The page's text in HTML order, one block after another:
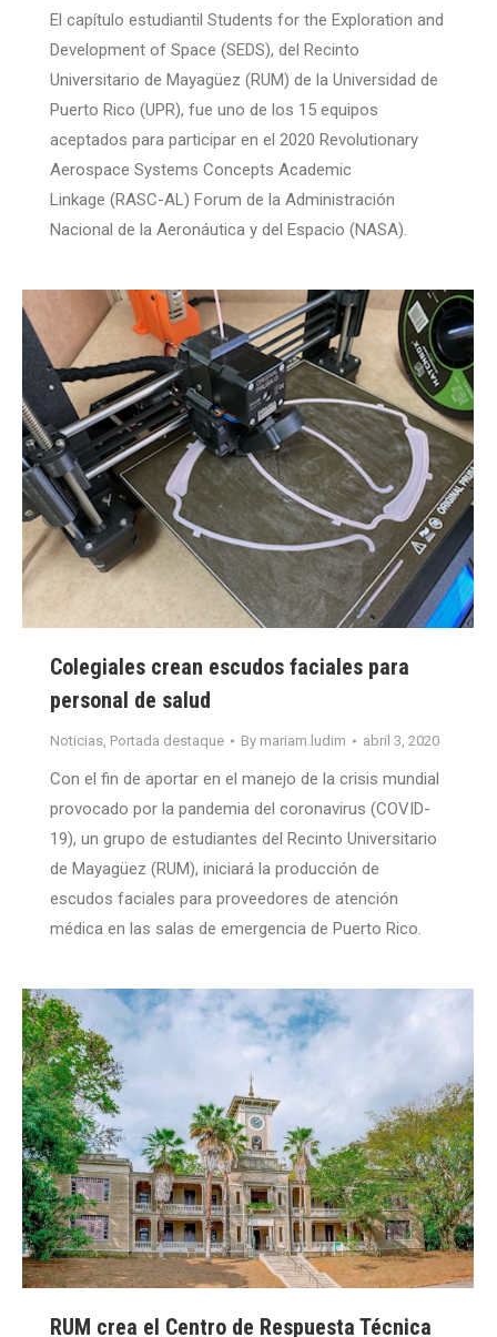
El capítulo estudiantil Students for the Exploration and
Development of Space (SEDS), del Recinto
Universitario de Mayagüez (RUM) de la Universidad de
Puerto Rico (UPR), fue uno de los 15 equipos
aceptados para participar en el 2020 Revolutionary
Aerospace Systems Concepts Academic
Linkage (RASC-AL) Forum de la Administración
Nacional de la Aeronáutica y del Espacio (NASA).
Colegiales crean escudos faciales para
personal de salud
Noticias, Portada destaque By mariam.ludim abril 3, 2020
Con el fin de aportar en el manejo de la crisis mundial
provocado por la pandemia del coronavirus (COVID-
19), un grupo de estudiantes del Recinto Universitario
de Mayagüez (RUM), iniciará la producción de
escudos faciales para proveedores de atención
médica en las salas de emergencia de Puerto Rico.
RUM crea el Centro de Respuesta Técnica